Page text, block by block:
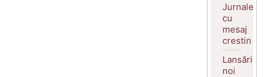
Jurnale
cu
mesaj
crestin
Lansări
noi